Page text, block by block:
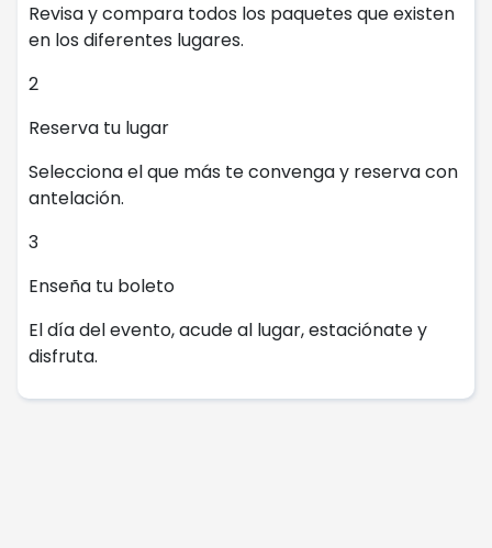
Revisa y compara todos los paquetes que existen
en los diferentes lugares.
2
Reserva tu lugar
Selecciona el que más te convenga y reserva con
antelación.
3
Enseña tu boleto
El día del evento, acude al lugar, estaciónate y
disfruta.